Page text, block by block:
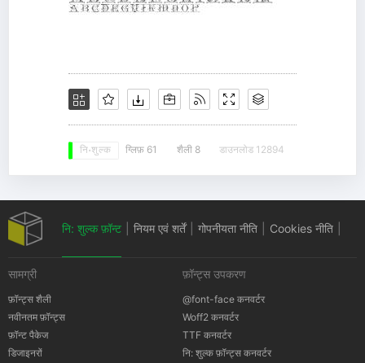
नि: शुल्क ग्लिफ़ 61 शैली 8 डाउनलोड 12894
नि: शुल्क फ़ॉन्ट नियम एवं शर्तें गोपनीयता नीति Cookies नीति
सामग्री
फ़ॉन्ट्स शैली
नवीनतम फ़ॉन्ट्स
फ़ॉन्ट पैकेज
डिजाइनरों
फ़ॉन्ट्स उपकरण
@font-face कनवर्टर
Woff2 कनवर्टर
TTF कनवर्टर
नि: शुल्क फ़ॉन्ट्स कनवर्टर